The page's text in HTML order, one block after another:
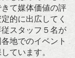
て媒体価値の評
的に出広してく
スタッフ５名が
地でのイベント
ています。